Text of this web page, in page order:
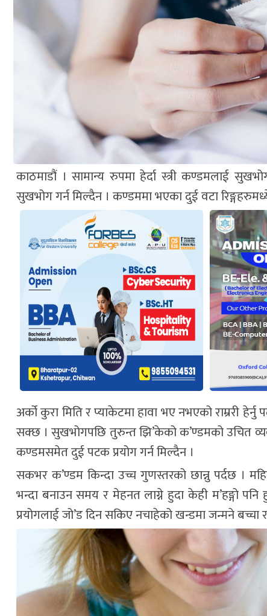
काठमाडौं । सामान्य रुपमा हेर्दा स्त्री कण्डमलाई
सुखभोग गर्न मिल्दैन । कण्डममा भएका दुई वटा रिङ्गहरुमध्ये
अर्को कुरा मिति र प्याकेटमा हावा भए नभएको राम्ररी
सक्छ । सुखभोगपछि तुरुन्त झि’केको क’ण्डमको उचित
कण्डमसमेत दुई पटक प्रयोग गर्न मिल्दैन ।
सकभर क’ण्डम किन्दा उच्च गुणस्तरको छान्नु पर्दछ ।
भन्दा बनाउन समय र मेहनत लाग्ने हुदा केही म’हङ्गो
प्रयोगलाई जो’ड दिन सकिए नचाहेको खन्डमा जन्मने बच्चा